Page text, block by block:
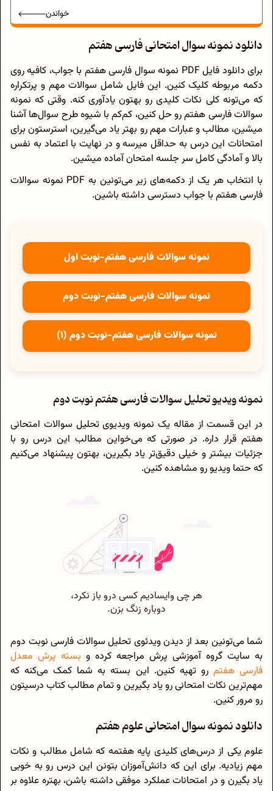
خواندن
دانلود نمونه سوال امتحانی فارسی هفتم
برای دانلود فایل PDF نمونه سوال فارسی هفتم با جواب، کافیه روی
دکمه مربوطه کلیک کنین. این فایل شامل سوالات مهم و پرتکراره
که می‌تونه کلی نکات کلیدی رو بهتون یادآوری کنه. وقتی که نمونه
سوالات فارسی هفتم رو حل کنین، کم‌کم با شیوه طرح سوال‌ها آشنا
میشین، مطالب و عبارات مهم رو بهتر یاد می‌گیرین، استرستون برای
امتحانات این درس به حداقل میرسه و در نهایت با اعتماد به نفس
بالا و آمادگی کامل سر جلسه امتحان آماده میشین.
با انتخاب هر یک از دکمه‌های زیر می‌تونین به PDF نمونه سوالات
فارسی هفتم با جواب دسترسی داشته باشین.
نمونه سوالات فارسی هفتم-نوبت اول
نمونه سوالات فارسی هفتم-نوبت دوم
نمونه سوالات فارسی هفتم-نوبت دوم (1)
نمونه ویدیو تحلیل سوالات فارسی هفتم نوبت دوم
در این قسمت از مقاله یک نمونه ویدیوی تحلیل سوالات امتحانی
هفتم قرار داره. در صورتی که می‌خواین مطالب این درس رو با
جزئیات بیشتر و خیلی دقیق‌تر یاد بگیرین، بهتون پیشنهاد می‌کنیم
که حتما ویدیو رو مشاهده کنین.
شما می‌تونین بعد از دیدن ویدئوی تحلیل سوالات فارسی نوبت دوم
به سایت گروه آموزشی پرش مراجعه کرده و بسته پرش معدل
فارسی هفتم رو تهیه کنین. این بسته به شما کمک می‌کنه که
مهم‌ترین نکات امتحانی رو یاد بگیرین و تمام مطالب کتاب درسیتون
رو مرور کنین.
دانلود نمونه سوال امتحانی علوم هفتم
علوم یکی از درس‌های کلیدی پایه هفتمه که شامل مطالب و نکات
مهم زیادیه. برای این که دانش‌آموزان بتونن این درس رو به خوبی
یاد بگیرن و در امتحانات عملکرد موفقی داشته باشن، بهتره علاوه بر